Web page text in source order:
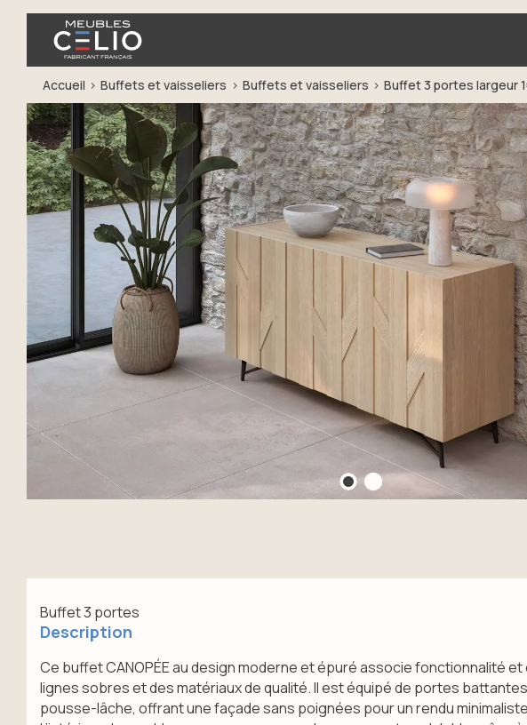
Accueil Buffets et vaisseliers Buffets et vaisseliers Buffet 3 portes largeur
Buffet 3 portes
Description
Ce buffet CANOPÉE au design moderne et épuré associe fonctionnalité
lignes sobres et des matériaux de qualité. Il est équipé de portes
pousse-lâche, offrant une façade sans poignées pour un rendu